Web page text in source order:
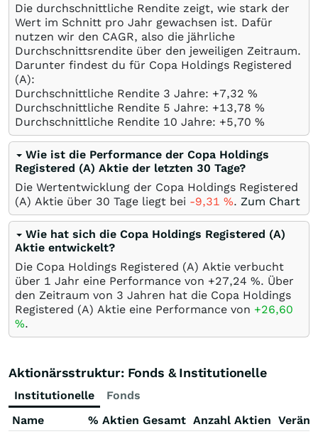
Die durchschnittliche Rendite zeigt, wie stark der
Wert im Schnitt pro Jahr gewachsen ist. Dafür
nutzen wir den CAGR, also die jährliche
Durchschnittsrendite über den jeweiligen Zeitraum.
Darunter findest du für Copa Holdings Registered
(A):
Durchschnittliche Rendite 3 Jahre: +7,32 %
Durchschnittliche Rendite 5 Jahre: +13,78 %
Durchschnittliche Rendite 10 Jahre: +5,70 %
Wie ist die Performance der Copa Holdings
Registered (A) Aktie der letzten 30 Tage?
Die Wertentwicklung der Copa Holdings Registered
(A) Aktie über 30 Tage liegt bei -9,31 %. Zum Chart
Wie hat sich die Copa Holdings Registered (A)
Aktie entwickelt?
Die Copa Holdings Registered (A) Aktie verbucht
über 1 Jahr eine Performance von +27,24 %. Über
den Zeitraum von 3 Jahren hat die Copa Holdings
Registered (A) Aktie eine Performance von +26,60
%.
Aktionärsstruktur: Fonds & Institutionelle
Institutionelle
Fonds
Name
% Aktien Gesamt Anzahl Aktien